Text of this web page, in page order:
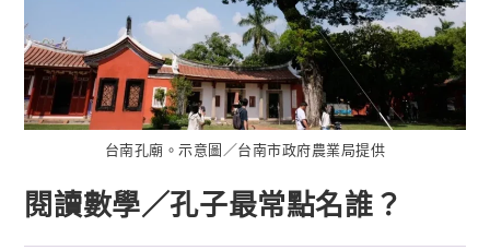
台南孔廟。示意圖／台南市政府農業局提供
閱讀數學／孔子最常點名誰？